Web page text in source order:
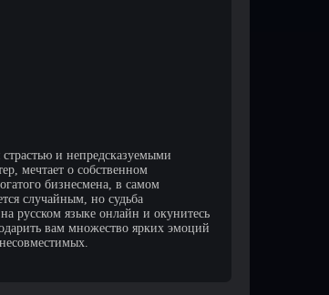
и непредсказуемыми
мечтает о собственном
бизнесмена, в самом
случайным, но судьба
русском языке онлайн и окунитесь
вам множество ярких эмоций